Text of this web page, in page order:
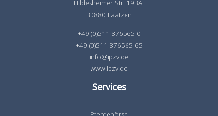
Hildesheimer Str. 193A
30880 Laatzen
+49 (0)511 876565-0
+49 (0)511 876565-65
info@ipzv.de
www.ipzv.de
Services
Pferdebörse